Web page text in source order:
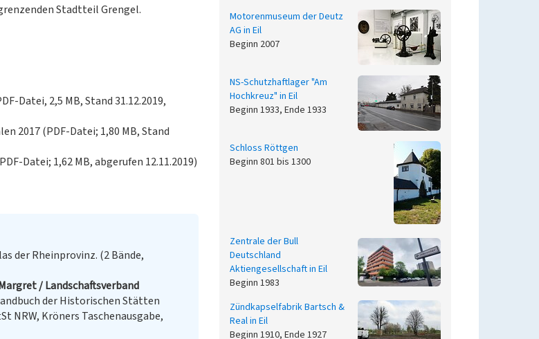
Stadtteil Grengel.
Datei, 2,5 MB, Stand 31.12.2019,
2017 (PDF-Datei; 1,80 MB, Stand
Datei; 1,62 MB, abgerufen 12.11.2019)
der Rheinprovinz. (2 Bände,
/ Landschaftsverband
der Historischen Stätten
NRW, Kröners Taschenausgabe,
Motorenmuseum der Deutz
AG in Eil
Beginn 2007
NS-Schutzhaftlager "Am
Hochkreuz" in Eil
Beginn 1933, Ende 1933
Schloss Röttgen
Beginn 801 bis 1300
Zentrale der Bull
Deutschland
Aktiengesellschaft in Eil
Beginn 1983
Zündkapselfabrik Bartsch &
Real in Eil
Beginn 1910, Ende 1927